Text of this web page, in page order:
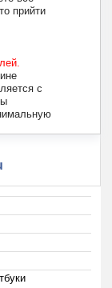
прийти
с